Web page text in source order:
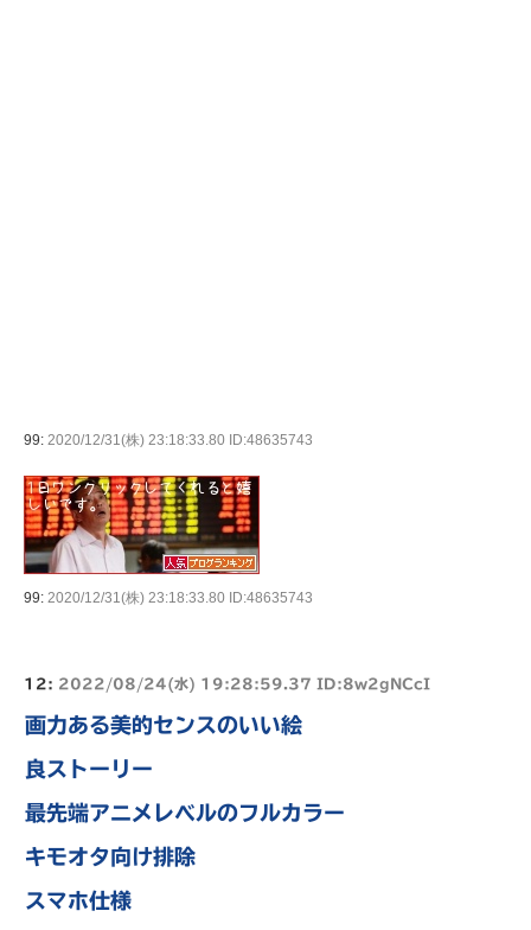
99: 2020/12/31(株) 23:18:33.80 ID:48635743
99: 2020/12/31(株) 23:18:33.80 ID:48635743
12: 2022/08/24(水) 19:28:59.37 ID:8w2gNCcI
画力ある美的センスのいい絵
良ストーリー
最先端アニメレベルのフルカラー
キモオタ向け排除
スマホ仕様